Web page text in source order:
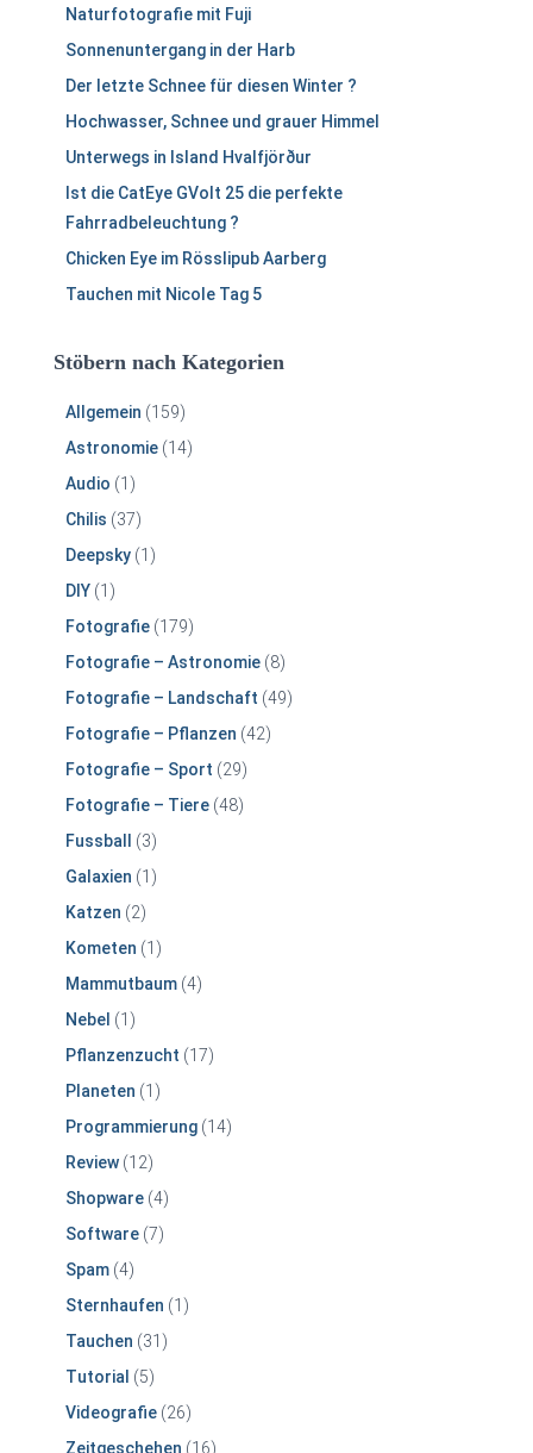
Naturfotografie mit Fuji
Sonnenuntergang in der Harb
Der letzte Schnee für diesen Winter ?
Hochwasser, Schnee und grauer Himmel
Unterwegs in Island Hvalfjörður
Ist die CatEye GVolt 25 die perfekte
Fahrradbeleuchtung ?
Chicken Eye im Rösslipub Aarberg
Tauchen mit Nicole Tag 5
Stöbern nach Kategorien
Allgemein (159)
Astronomie (14)
Audio (1)
Chilis (37)
Deepsky (1)
DIY (1)
Fotografie (179)
Fotografie – Astronomie (8)
Fotografie – Landschaft (49)
Fotografie – Pflanzen (42)
Fotografie – Sport (29)
Fotografie – Tiere (48)
Fussball
(3)
Galaxien (1)
Katzen (2)
Kometen (1)
Mammutbaum (4)
Nebel (1)
Pflanzenzucht (17)
Planeten (1)
Programmierung (14)
Review (12)
Shopware (4)
Software (7)
Spam (4)
Sternhaufen (1)
Tauchen (31)
Tutorial (5)
Videografie (26)
Zeitgeschehen (16)